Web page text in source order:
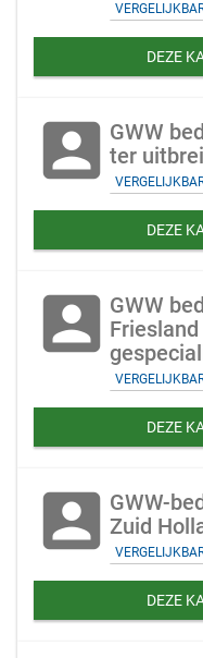
DEZE
account_box GWW
ter
DEZE
account_box GWW
DEZE
account_box GWW-
Zuid
DEZE